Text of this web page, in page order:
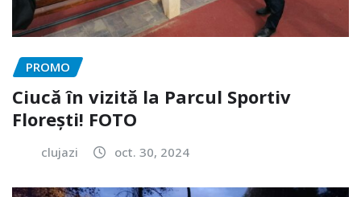
PROMO
Ciucă în vizită la Parcul Sportiv
Florești! FOTO
clujazi oct. 30, 2024